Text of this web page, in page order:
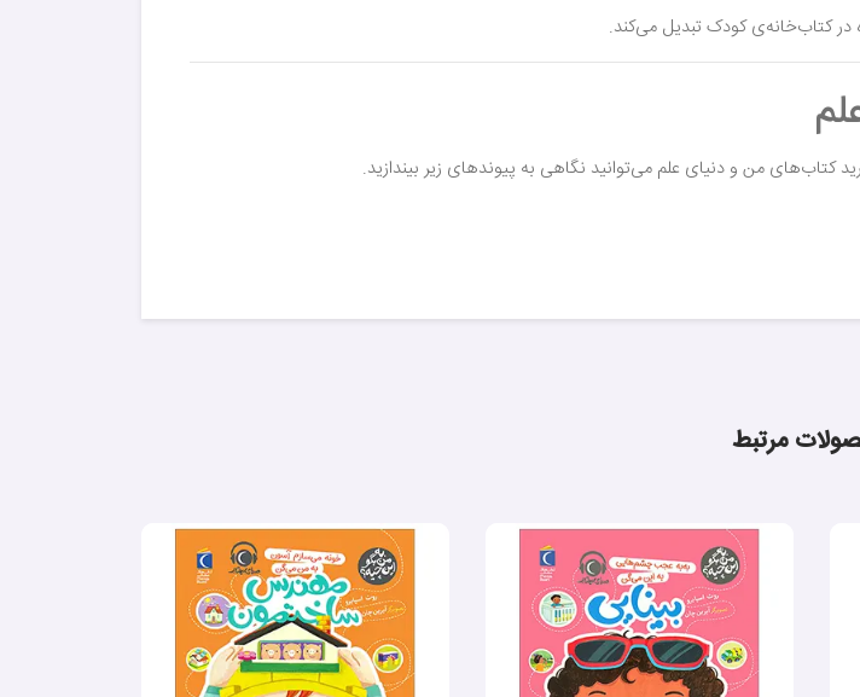
در کتاب‌خانه‌ی کودک تبدیل می‌کند.
کتاب‌های من و دنیای علم می‌توانید نگاهی به پیوندهای زیر بیندازید.
مرتبط